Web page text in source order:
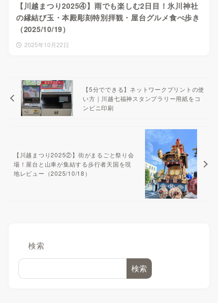
【川越まつり2025④】雨でも楽しむ2日目！氷川神社
の縁結び玉・本殿彫刻特別拝観・屋台グルメ食べ歩き
（2025/10/19）
2025年10月22日
【5分でできる】ネットワークプリントの使
い方｜川越七福神スタンプラリー用紙をコ
ンビニ印刷
【川越まつり2025②】街がまるごと祭り会
場！屋台と山車が集結する歩行者天国を現
地レビュー（2025/10/18）
検索
検索